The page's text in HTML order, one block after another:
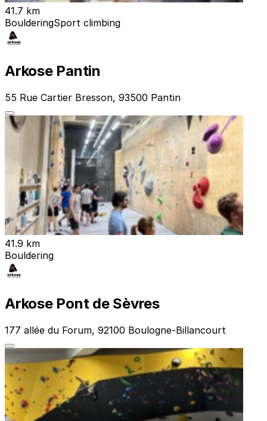
41.7 km
BoulderingSport climbing
Arkose Pantin
55 Rue Cartier Bresson, 93500 Pantin
41.9 km
Bouldering
Arkose Pont de Sèvres
177 allée du Forum, 92100 Boulogne-Billancourt